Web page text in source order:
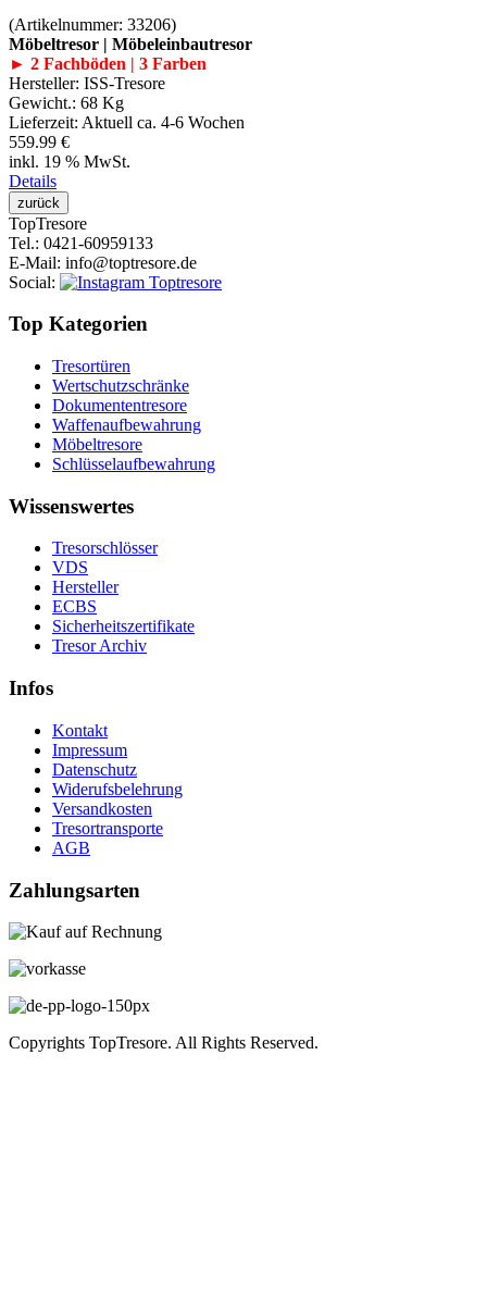
(Artikelnummer: 33206)
Möbeltresor | Möbeleinbautresor
► 2 Fachböden | 3 Farben
Hersteller: ISS-Tresore
Gewicht.: 68 Kg
Lieferzeit: Aktuell ca. 4-6 Wochen
559.99 €
inkl. 19 % MwSt.
Details
TopTresore
Tel.: 0421-60959133
E-Mail: info@toptresore.de
Social:
Top Kategorien
Tresortüren
Wertschutzschränke
Dokumententresore
Waffenaufbewahrung
Möbeltresore
Schlüsselaufbewahrung
Wissenswertes
Tresorschlösser
VDS
Hersteller
ECBS
Sicherheitszertifikate
Tresor Archiv
Infos
Kontakt
Impressum
Datenschutz
Widerufsbelehrung
Versandkosten
Tresortransporte
AGB
Zahlungsarten
Copyrights TopTresore. All Rights Reserved.